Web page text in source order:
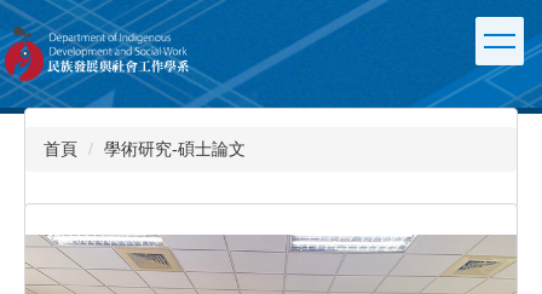
跳
到
主
要
內
首頁 學術研究-碩士論文